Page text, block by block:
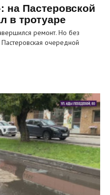
на Пастеровской
в тротуаре
ремонт. Но без
очередной